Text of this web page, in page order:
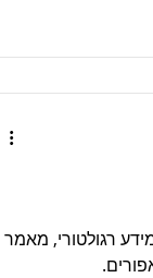
רגולטורי, מאמר